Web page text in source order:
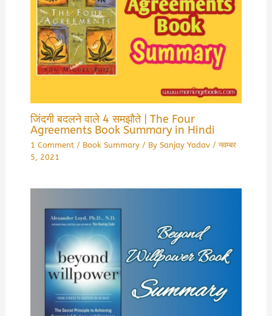
जिंदगी बदलने वाले 4 समझौते | The Four
Agreements Book Summary in Hindi
1 Comment / Book Summary/ By Sanjay Yadav /नवम्बर
5, 2021